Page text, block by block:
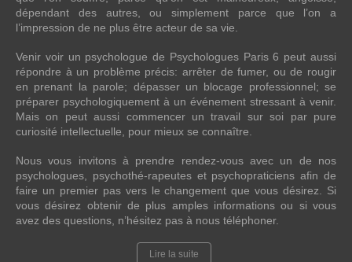
dépendant des autres, ou simplement parce que l’on a
l’impression de ne plus être acteur de sa vie.
Venir voir un psychologue de Psychologues Paris 6 peut aussi
répondre à un problème précis: arrêter de fumer, ou de rougir
en prenant la parole; dépasser un blocage professionnel; se
préparer psychologiquement à un événement stressant à venir.
Mais on peut aussi commencer un travail sur soi par pure
curiosité intellectuelle, pour mieux se connaître.
Nous vous invitons à prendre rendez-vous avec un de nos
psychologues, psychothé-rapeutes et psychopraticiens afin de
faire un premier pas vers le changement que vous désirez. Si
vous désirez obtenir de plus amples informations ou si vous
avez des questions, n’hésitez pas à nous téléphoner.
Lire la suite